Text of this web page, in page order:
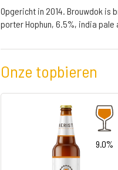
Opgericht in 2014. Brouwdok is
porter Hophun, 6.5%, india pale
Onze topbieren
9.0%